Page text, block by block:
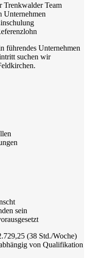
Trenkwalder Team
Unternehmen
führendes Unternehmen
suchen wir
sein
(38 Std./Woche)
von Qualifikation